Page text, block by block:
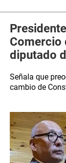
Comercio
diputado
Señala que
cambio de